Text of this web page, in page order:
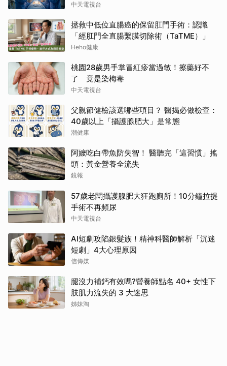
中天電視台
拯救中低位直腸癌的保留肛門手術：認識
「經肛門全直腸繫膜切除術（TaTME）」
Heho健康
桃園28歲男手掌冒紅疹當過敏！擦藥好不
了 竟是染梅毒
中天電視台
父親節健檢該選哪些項目？ 醫揭必做檢查：
40歲以上「攝護腺肥大」是常態
潮健康
阿嬤吃白帶魚防失智！ 醫聽完「這習慣」搖
頭：黃金營養全流失
鏡報
57歲老闆攝護腺肥大狂跑廁所！10分鐘拉提
手術不再頻尿
中天電視台
AI短劇攻陷銀髮族！精神科醫師解析「沉迷
短劇」4大心理原因
信傳媒
腿沒力補鈣有效嗎?營養師點名 40+ 女性下
肢肌力流失的 3 大迷思
姊妹淘